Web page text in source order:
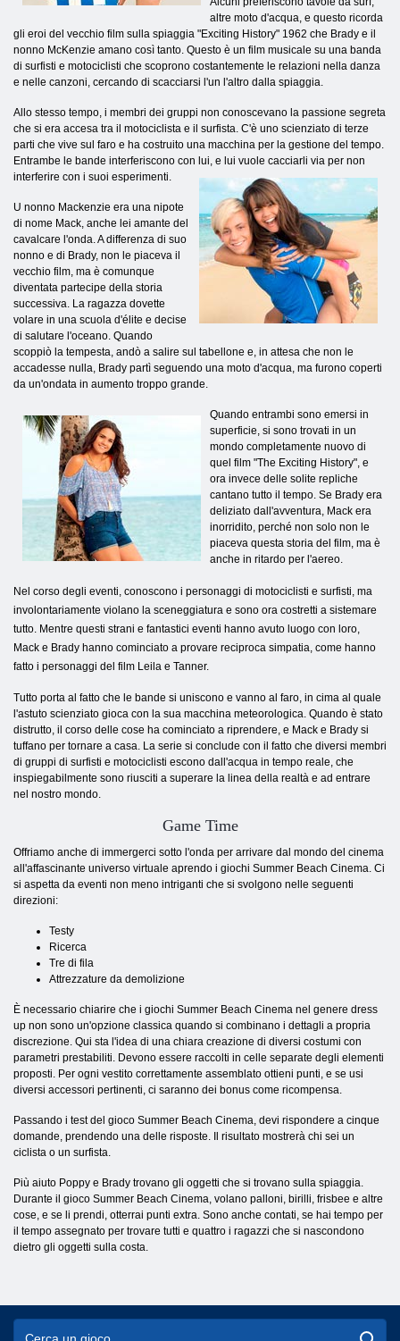
altre moto d'acqua, e questo ricorda
gli eroi del vecchio film sulla spiaggia "Exciting History" 1962 che Brady e il
nonno McKenzie amano così tanto. Questo è un film musicale su una banda
di surfisti e motociclisti che scoprono costantemente le relazioni nella danza
e nelle canzoni, cercando di scacciarsi l'un l'altro dalla spiaggia.
Allo stesso tempo, i membri dei gruppi non conoscevano la passione segreta
che si era accesa tra il motociclista e il surfista. C'è uno scienziato di terze
parti che vive sul faro e ha costruito una macchina per la gestione del tempo.
Entrambe le bande interferiscono con lui, e lui vuole cacciarli via per non
interferire con i suoi esperimenti.
U nonno Mackenzie era una nipote
di nome Mack, anche lei amante del
cavalcare l'onda. A differenza di suo
nonno e di Brady, non le piaceva il
vecchio film, ma è comunque
diventata partecipe della storia
successiva. La ragazza dovette
volare in una scuola d'élite e decise
di salutare l'oceano. Quando
scoppiò la tempesta, andò a salire sul tabellone e, in attesa che non le
accadesse nulla, Brady partì seguendo una moto d'acqua, ma furono coperti
da un'ondata in aumento troppo grande.
Quando entrambi sono emersi in
superficie, si sono trovati in un
mondo completamente nuovo di
quel film "The Exciting History", e
ora invece delle solite repliche
cantano tutto il tempo. Se Brady era
deliziato dall'avventura, Mack era
inorridito, perché non solo non le
piaceva questa storia del film, ma è
anche in ritardo per l'aereo.
Nel corso degli eventi, conoscono i personaggi di motociclisti e surfisti, ma
involontariamente violano la sceneggiatura e sono ora costretti a sistemare
tutto. Mentre questi strani e fantastici eventi hanno avuto luogo con loro,
Mack e Brady hanno cominciato a provare reciproca simpatia, come hanno
fatto i personaggi del film Leila e Tanner.
Tutto porta al fatto che le bande si uniscono e vanno al faro, in cima al quale
l'astuto scienziato gioca con la sua macchina meteorologica. Quando è stato
distrutto, il corso delle cose ha cominciato a riprendere, e Mack e Brady si
tuffano per tornare a casa. La serie si conclude con il fatto che diversi membri
di gruppi di surfisti e motociclisti escono dall'acqua in tempo reale, che
inspiegabilmente sono riusciti a superare la linea della realtà e ad entrare
nel nostro mondo.
Game Time
Offriamo anche di immergerci sotto l'onda per arrivare dal mondo del cinema
all'affascinante universo virtuale aprendo i giochi Summer Beach Cinema. Ci
si aspetta da eventi non meno intriganti che si svolgono nelle seguenti
direzioni:
Testy
Ricerca
Tre di fila
Attrezzature da demolizione
È necessario chiarire che i giochi Summer Beach Cinema nel genere dress
up non sono un'opzione classica quando si combinano i dettagli a propria
discrezione. Qui sta l'idea di una chiara creazione di diversi costumi con
parametri prestabiliti. Devono essere raccolti in celle separate degli elementi
proposti. Per ogni vestito correttamente assemblato ottieni punti, e se usi
diversi accessori pertinenti, ci saranno dei bonus come ricompensa.
Passando i test del gioco Summer Beach Cinema, devi rispondere a cinque
domande, prendendo una delle risposte. Il risultato mostrerà chi sei un
ciclista o un surfista.
Più aiuto Poppy e Brady trovano gli oggetti che si trovano sulla spiaggia.
Durante il gioco Summer Beach Cinema, volano palloni, birilli, frisbee e altre
cose, e se li prendi, otterrai punti extra. Sono anche contati, se hai tempo per
il tempo assegnato per trovare tutti e quattro i ragazzi che si nascondono
dietro gli oggetti sulla costa.